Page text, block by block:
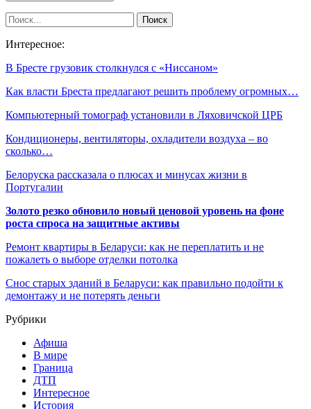
Интересное:
В Бресте грузовик столкнулся с «Ниссаном»
Как власти Бреста предлагают решить проблему огромных…
Компьютерный томограф установили в Ляховичской ЦРБ
Кондиционеры, вентиляторы, охладители воздуха – во
сколько…
Белоруска рассказала о плюсах и минусах жизни в
Португалии
Золото резко обновило новый ценовой уровень на фоне
роста спроса на защитные активы
Ремонт квартиры в Беларуси: как не переплатить и не
пожалеть о выборе отделки потолка
Снос старых зданий в Беларуси: как правильно подойти к
демонтажу и не потерять деньги
Рубрики
Афиша
В мире
Граница
ДТП
Интересное
История